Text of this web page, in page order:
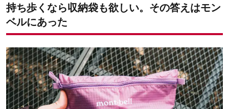
持ち歩くなら収納袋も欲しい。その答えはモン
ベルにあった